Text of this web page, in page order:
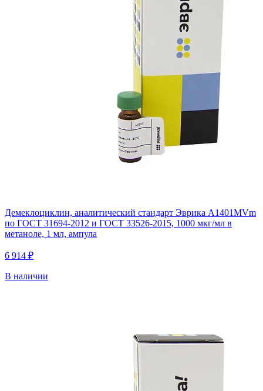
Демеклоциклин, аналитический стандарт Эврика A1401MVm
по ГОСТ 31694-2012 и ГОСТ 33526-2015, 1000 мкг/мл в
метаноле, 1 мл, ампула
6 914 ₽
В наличии